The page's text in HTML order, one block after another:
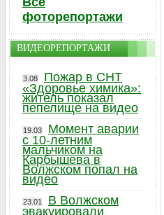
фоторепортажи
ВИДЕОРЕПОРТАЖИ
3.08
Пожар в СНТ
«Здоровье химика»:
житель показал
пепелище на видео
19.03
Момент аварии
с 10-летним
мальчиком на
Карбышева в
Волжском попал на
видео
23.01
В Волжском
эвакуировали